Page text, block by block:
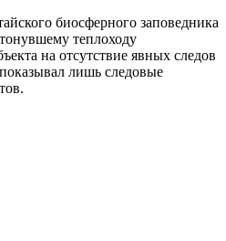
биосферного заповедника
теплоходу
на отсутствие явных следов
лишь следовые